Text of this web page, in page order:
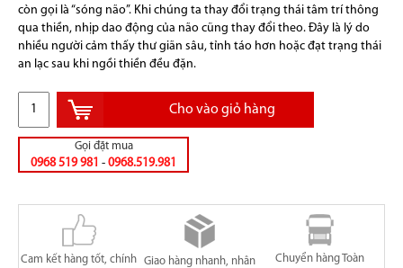
còn gọi là “sóng não”. Khi chúng ta thay đổi trạng thái tâm trí thông
qua thiền, nhịp dao động của não cũng thay đổi theo. Đây là lý do
nhiều người cảm thấy thư giãn sâu, tỉnh táo hơn hoặc đạt trạng thái
an lạc sau khi ngồi thiền đều đặn.
Cho vào giỏ hàng
Gọi đặt mua
0968 519 981 - 0968.519.981
Cam kết hàng tốt, chính
Giao hàng nhanh, nhân
Chuyển hàng Toàn